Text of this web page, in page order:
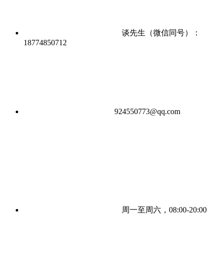
谈先生（微信同号）：
18774850712
924550773@qq.com
周一至周六，08:00-20:00